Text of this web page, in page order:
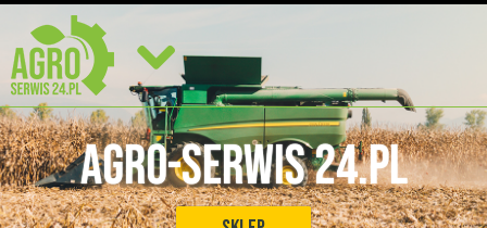
Agro-Serwis 24.pl